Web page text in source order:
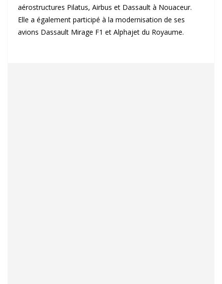
aérostructures Pilatus, Airbus et Dassault à Nouaceur.
Elle a également participé à la modernisation de ses
avions Dassault Mirage F1 et Alphajet du Royaume.